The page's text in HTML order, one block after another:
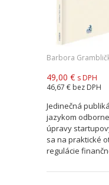
Barbora
49,00 € s DPH
46,67 € bez DPH
Jedinečná
jazykom
úpravy
sa na praktické
regulácie